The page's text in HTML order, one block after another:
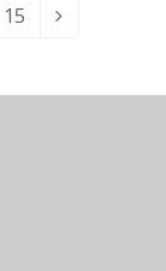
Page
15